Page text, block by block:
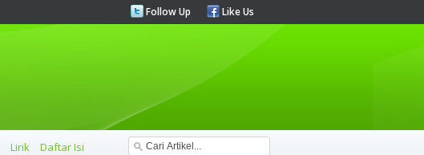
Follow Up Like Us
Lirik Daftar Isi